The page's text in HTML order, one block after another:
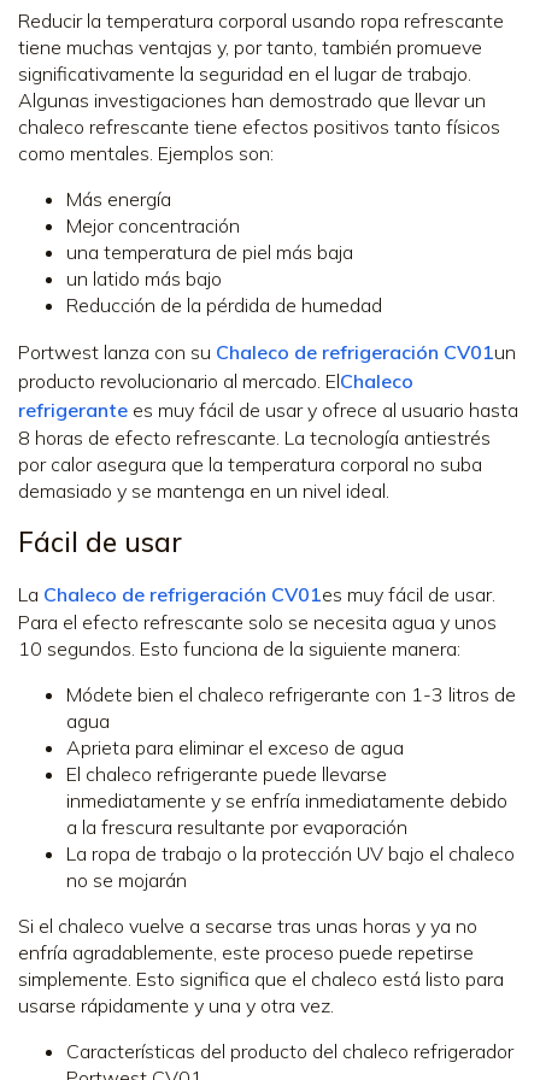
Reducir la temperatura corporal usando ropa refrescante
tiene muchas ventajas y, por tanto, también promueve
significativamente la seguridad en el lugar de trabajo.
Algunas investigaciones han demostrado que llevar un
chaleco refrescante tiene efectos positivos tanto físicos
como mentales. Ejemplos son:
Más energía
Mejor concentración
una temperatura de piel más baja
un latido más bajo
Reducción de la pérdida de humedad
Portwest lanza con su Chaleco de refrigeración CV01un
producto revolucionario al mercado. ElChaleco
refrigerante es muy fácil de usar y ofrece al usuario hasta
8 horas de efecto refrescante. La tecnología antiestrés
por calor asegura que la temperatura corporal no suba
demasiado y se mantenga en un nivel ideal.
Fácil de usar
La Chaleco de refrigeración CV01es muy fácil de usar.
Para el efecto refrescante solo se necesita agua y unos
10 segundos. Esto funciona de la siguiente manera:
Módete bien el chaleco refrigerante con 1-3 litros de
agua
Aprieta para eliminar el exceso de agua
El chaleco refrigerante puede llevarse
inmediatamente y se enfría inmediatamente debido
a la frescura resultante por evaporación
La ropa de trabajo o la protección UV bajo el chaleco
no se mojarán
Si el chaleco vuelve a secarse tras unas horas y ya no
enfría agradablemente, este proceso puede repetirse
simplemente. Esto significa que el chaleco está listo para
usarse rápidamente y una y otra vez.
Características del producto del chaleco refrigerador